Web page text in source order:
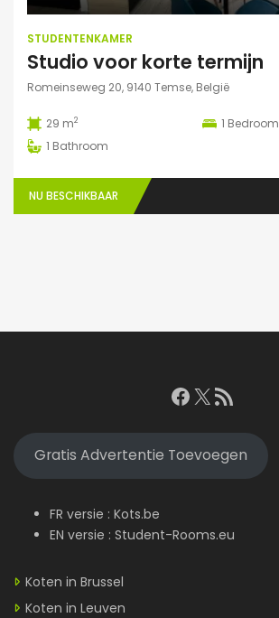
STUDENTENKAMER
Studio voor korte termijn
Romeinseweg 20, 9140 Temse, België
29 m2 1 Bedroom
1 Bathroom
NU BESCHIKBAAR
Facebook
X RSS feed
Gratis Advertentie Toevoegen
FR versie : Kots.be
EN versie : Student-Rooms.eu
Koten in Brussel
Koten in Leuven